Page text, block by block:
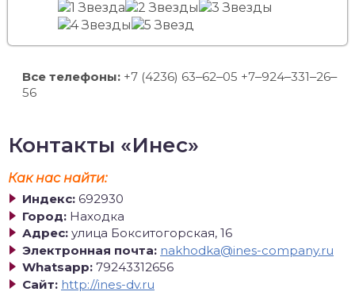
Все телефоны: +7 (4236) 63‒62‒05 +7‒924‒331‒26‒
56
Контакты «Инес»
Как нас найти:
Индекс: 692930
Город: Находка
Адрес: улица Бокситогорская, 16
Электронная почта: nakhodka@ines-company.ru
Whatsapp: 79243312656
Сайт: http://ines-dv.ru